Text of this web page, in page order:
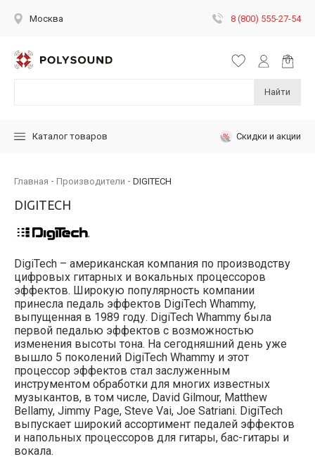
Москва 8 (800) 555-27-54
Найти
Каталог товаров Скидки и акции
Главная Производители DIGITECH
DIGITECH
DigiTech – американская компания по производству
цифровых гитарных и вокальных процессоров
эффектов. Широкую популярность компании
принесла педаль эффектов DigiTech Whammy,
выпущенная в 1989 году. DigiTech Whammy была
первой педалью эффектов с возможностью
изменения высоты тона. На сегодняшний день уже
вышло 5 поколений DigiTech Whammy и этот
процессор эффектов стал заслуженным
инструментом обработки для многих известных
музыкантов, в том числе, David Gilmour, Matthew
Bellamy, Jimmy Page, Steve Vai, Joe Satriani. DigiTech
выпускает широкий ассортимент педалей эффектов
и напольных процессоров для гитары, бас-гитары и
вокала.